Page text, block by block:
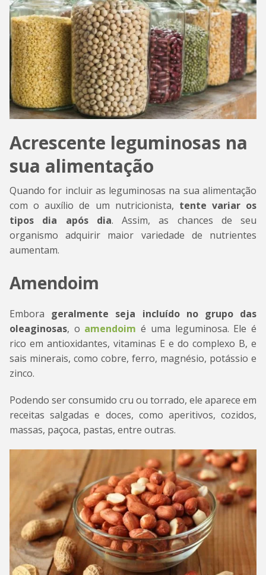
Acrescente leguminosas na
sua alimentação
Quando for incluir as leguminosas na sua alimentação
com o auxílio de um nutricionista, tente variar os
tipos dia após dia. Assim, as chances de seu
organismo adquirir maior variedade de nutrientes
aumentam.
Amendoim
Embora geralmente seja incluído no grupo das
oleaginosas, o amendoim é uma leguminosa. Ele é
rico em antioxidantes, vitaminas E e do complexo B, e
sais minerais, como cobre, ferro, magnésio, potássio e
zinco.
Podendo ser consumido cru ou torrado, ele aparece em
receitas salgadas e doces, como aperitivos, cozidos,
massas, paçoca, pastas, entre outras.